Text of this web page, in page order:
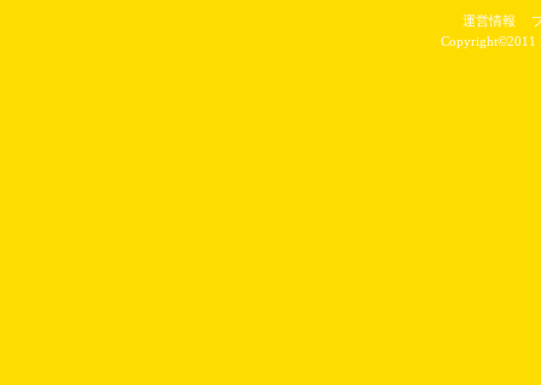
運営情報
Copyright©2011